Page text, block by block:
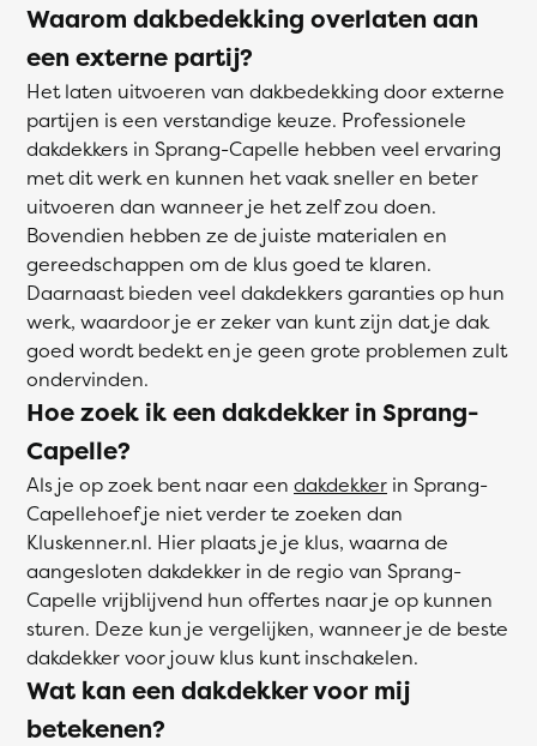
Waarom dakbedekking overlaten aan
een externe partij?
Het laten uitvoeren van dakbedekking door externe
partijen is een verstandige keuze. Professionele
dakdekkers in Sprang-Capelle hebben veel ervaring
met dit werk en kunnen het vaak sneller en beter
uitvoeren dan wanneer je het zelf zou doen.
Bovendien hebben ze de juiste materialen en
gereedschappen om de klus goed te klaren.
Daarnaast bieden veel dakdekkers garanties op hun
werk, waardoor je er zeker van kunt zijn dat je dak
goed wordt bedekt en je geen grote problemen zult
ondervinden.
Hoe zoek ik een dakdekker in Sprang-
Capelle?
Als je op zoek bent naar een dakdekker in Sprang-
Capellehoef je niet verder te zoeken dan
Kluskenner.nl. Hier plaats je je klus, waarna de
aangesloten dakdekker in de regio van Sprang-
Capelle vrijblijvend hun offertes naar je op kunnen
sturen. Deze kun je vergelijken, wanneer je de beste
dakdekker voor jouw klus kunt inschakelen.
Wat kan een dakdekker voor mij
betekenen?